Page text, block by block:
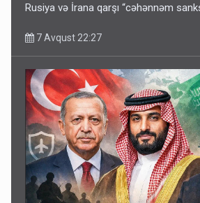
Rusiya və İrana qarşı “cəhənnəm
7 Avqust 22:27